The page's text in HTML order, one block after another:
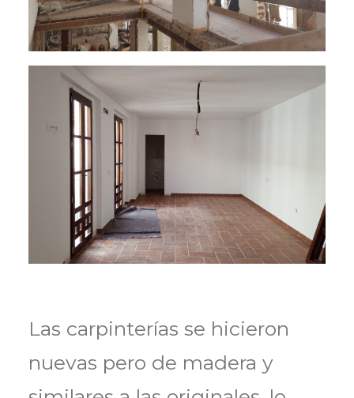
Las carpinterías se hicieron
nuevas pero de madera y